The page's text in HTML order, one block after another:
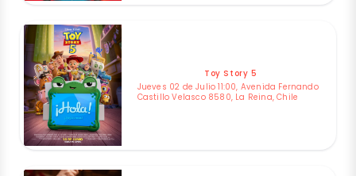
Toy Story 5
Jueves 02 de Julio 11:00, Avenida Fernando
Castillo Velasco 8580, La Reina, Chile